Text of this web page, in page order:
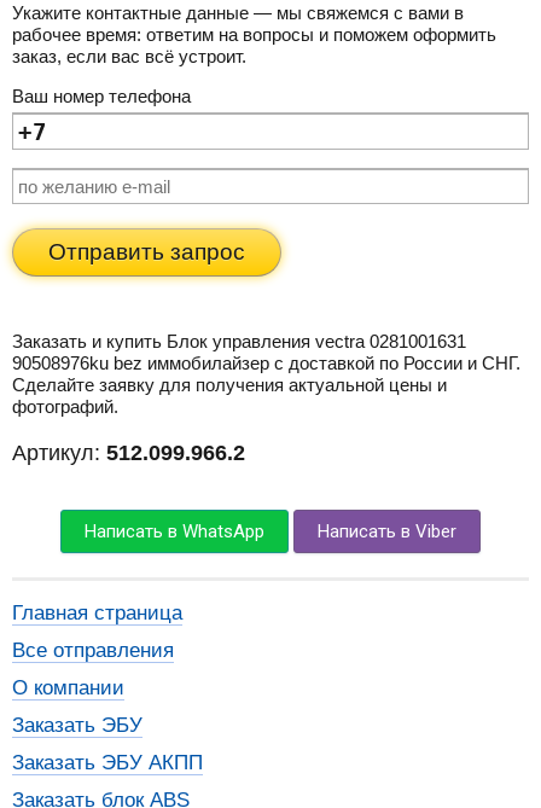
Укажите контактные данные — мы свяжемся с вами в
рабочее время: ответим на вопросы и поможем оформить
заказ, если вас всё устроит.
Ваш номер телефона
Отправить запрос
Заказать и купить Блок управления vectra 0281001631
90508976ku bez иммобилайзер с доставкой по России и СНГ.
Сделайте заявку для получения актуальной цены и
фотографий.
Артикул: 512.099.966.2
Написать в WhatsApp Написать в Viber
Главная страница
Все отправления
О компании
Заказать ЭБУ
Заказать ЭБУ АКПП
Заказать блок ABS